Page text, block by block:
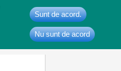
Sunt de acord.
Nu sunt de acord